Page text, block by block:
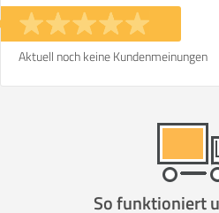
Aktuell noch keine Kundenmeinungen
So funktioniert